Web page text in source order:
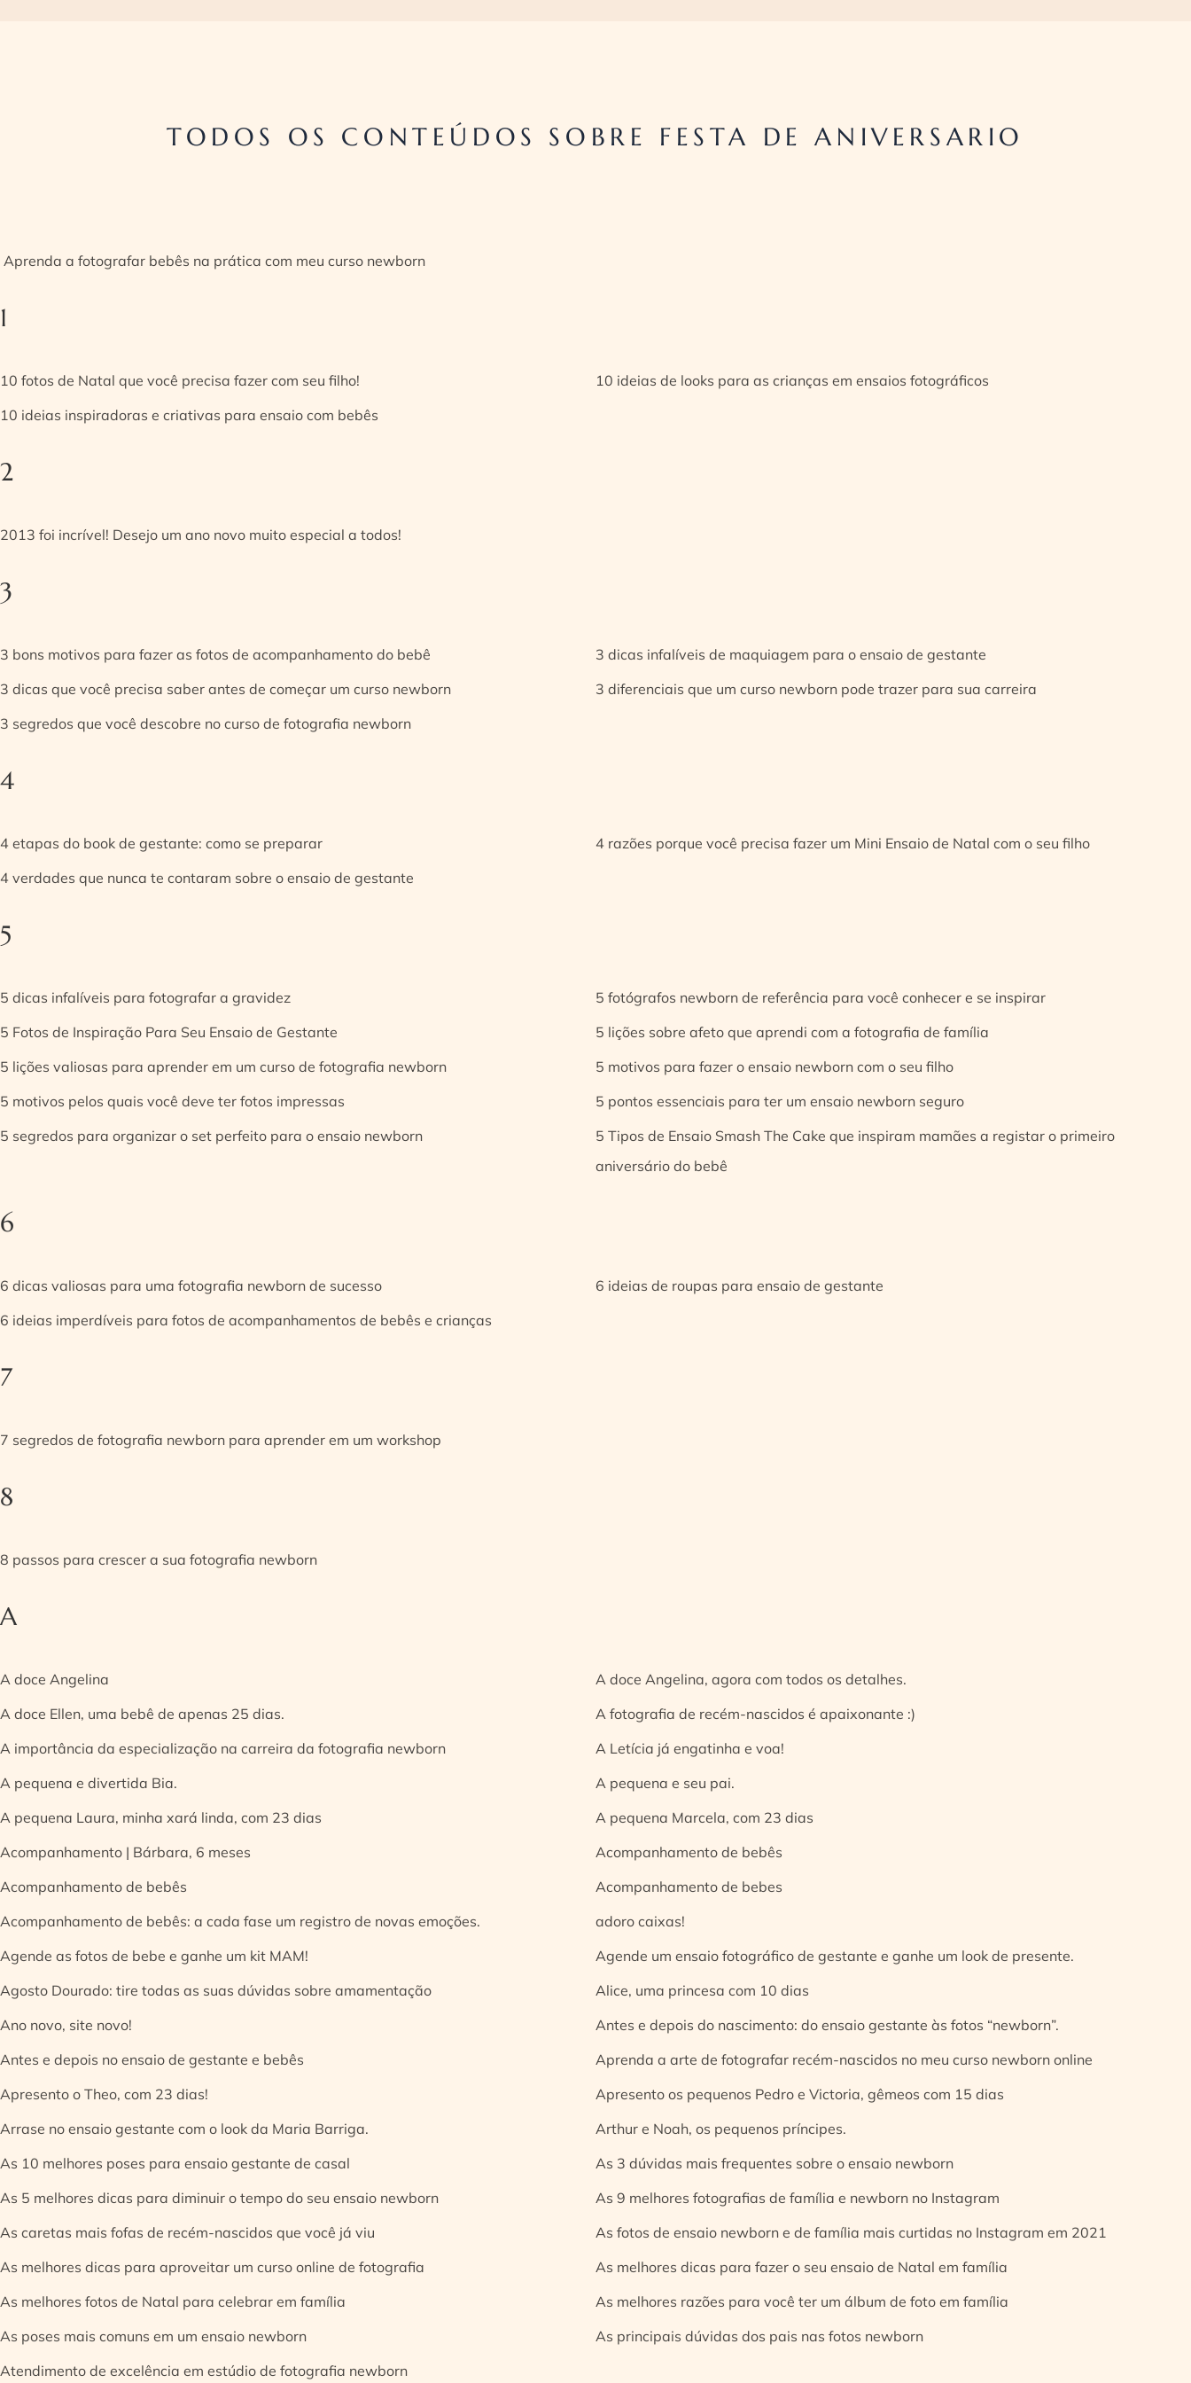
TODOS OS CONTEÚDOS SOBRE FESTA DE ANIVERSARIO
Aprenda a fotografar bebês na prática com meu curso newborn
1
10 fotos de Natal que você precisa fazer com seu filho!
10 ideias de looks para as crianças em ensaios fotográficos
10 ideias inspiradoras e criativas para ensaio com bebês
2
2013 foi incrível! Desejo um ano novo muito especial a todos!
3
3 bons motivos para fazer as fotos de acompanhamento do bebê
3 dicas infalíveis de maquiagem para o ensaio de gestante
3 dicas que você precisa saber antes de começar um curso newborn
3 diferenciais que um curso newborn pode trazer para sua carreira
3 segredos que você descobre no curso de fotografia newborn
4
4 etapas do book de gestante: como se preparar
4 razões porque você precisa fazer um Mini Ensaio de Natal com o seu filho
4 verdades que nunca te contaram sobre o ensaio de gestante
5
5 dicas infalíveis para fotografar a gravidez
5 fotógrafos newborn de referência para você conhecer e se inspirar
5 Fotos de Inspiração Para Seu Ensaio de Gestante
5 lições sobre afeto que aprendi com a fotografia de família
5 lições valiosas para aprender em um curso de fotografia newborn
5 motivos para fazer o ensaio newborn com o seu filho
5 motivos pelos quais você deve ter fotos impressas
5 pontos essenciais para ter um ensaio newborn seguro
5 segredos para organizar o set perfeito para o ensaio newborn
5 Tipos de Ensaio Smash The Cake que inspiram mamães a registar o primeiro
aniversário do bebê
6
6 dicas valiosas para uma fotografia newborn de sucesso
6 ideias de roupas para ensaio de gestante
6 ideias imperdíveis para fotos de acompanhamentos de bebês e crianças
7
7 segredos de fotografia newborn para aprender em um workshop
8
8 passos para crescer a sua fotografia newborn
A
A doce Angelina
A doce Angelina, agora com todos os detalhes.
A doce Ellen, uma bebê de apenas 25 dias.
A fotografia de recém-nascidos é apaixonante :)
A importância da especialização na carreira da fotografia newborn
A Letícia já engatinha e voa!
A pequena e divertida Bia.
A pequena e seu pai.
A pequena Laura, minha xará linda, com 23 dias
A pequena Marcela, com 23 dias
Acompanhamento | Bárbara, 6 meses
Acompanhamento de bebês
Acompanhamento de bebês
Acompanhamento de bebes
Acompanhamento de bebês: a cada fase um registro de novas emoções.
adoro caixas!
Agende as fotos de bebe e ganhe um kit MAM!
Agende um ensaio fotográfico de gestante e ganhe um look de presente.
Agosto Dourado: tire todas as suas dúvidas sobre amamentação
Alice, uma princesa com 10 dias
Ano novo, site novo!
Antes e depois do nascimento: do ensaio gestante às fotos “newborn”.
Antes e depois no ensaio de gestante e bebês
Aprenda a arte de fotografar recém-nascidos no meu curso newborn online
Apresento o Theo, com 23 dias!
Apresento os pequenos Pedro e Victoria, gêmeos com 15 dias
Arrase no ensaio gestante com o look da Maria Barriga.
Arthur e Noah, os pequenos príncipes.
As 10 melhores poses para ensaio gestante de casal
As 3 dúvidas mais frequentes sobre o ensaio newborn
As 5 melhores dicas para diminuir o tempo do seu ensaio newborn
As 9 melhores fotografias de família e newborn no Instagram
As caretas mais fofas de recém-nascidos que você já viu
As fotos de ensaio newborn e de família mais curtidas no Instagram em 2021
As melhores dicas para aproveitar um curso online de fotografia
As melhores dicas para fazer o seu ensaio de Natal em família
As melhores fotos de Natal para celebrar em família
As melhores razões para você ter um álbum de foto em família
As poses mais comuns em um ensaio newborn
As principais dúvidas dos pais nas fotos newborn
Atendimento de excelência em estúdio de fotografia newborn